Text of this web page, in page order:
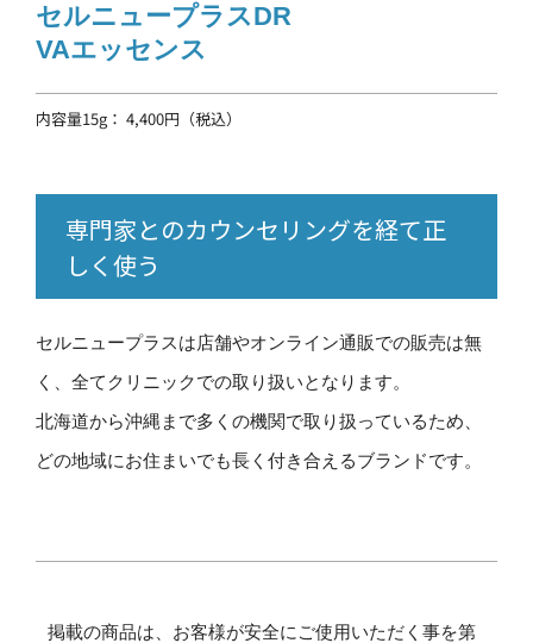
セルニュープラスDR
VAエッセンス
内容量15g： 4,400円（税込）
専門家とのカウンセリングを経て正
しく使う
セルニュープラスは店舗やオンライン通販での販売は無
く、全てクリニックでの取り扱いとなります。
北海道から沖縄まで多くの機関で取り扱っているため、
どの地域にお住まいでも長く付き合えるブランドです。
掲載の商品は、お客様が安全にご使用いただく事を第